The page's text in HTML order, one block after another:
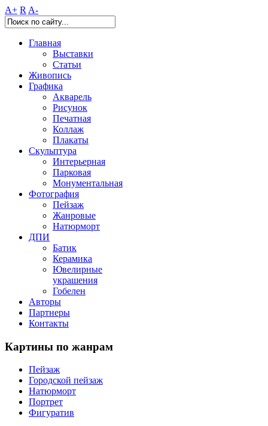
A+ R A-
Главная
Выставки
Статьи
Живопись
Графика
Акварель
Рисунок
Печатная
Коллаж
Плакаты
Скульптура
Интерьерная
Парковая
Монументальная
Фотография
Пейзаж
Жанровые
Натюрморт
ДПИ
Батик
Керамика
Ювелирные
украшения
Гобелен
Авторы
Партнеры
Контакты
Картины по жанрам
Пейзаж
Городской пейзаж
Натюрморт
Портрет
Фигуратив